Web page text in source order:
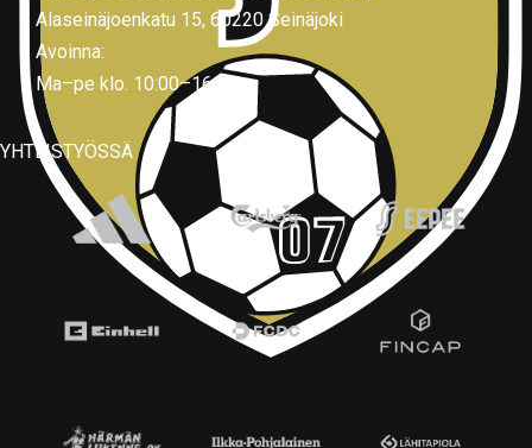
Alaseinäjoenkatu 15, 60220 Seinäjoki
Avoinna:
Ma–pe klo. 10:00–16:00
YHTEISTYÖSSÄ